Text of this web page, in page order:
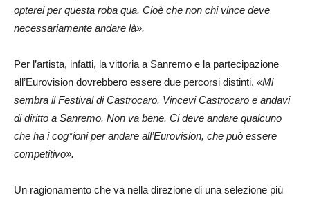
opterei per questa roba qua. Cioè che non chi vince deve
necessariamente andare là».
Per l’artista, infatti, la vittoria a Sanremo e la partecipazione
all’Eurovision dovrebbero essere due percorsi distinti. «Mi
sembra il Festival di Castrocaro. Vincevi Castrocaro e andavi
di diritto a Sanremo. Non va bene. Ci deve andare qualcuno
che ha i cog*ioni per andare all’Eurovision, che può essere
competitivo».
Un ragionamento che va nella direzione di una selezione più